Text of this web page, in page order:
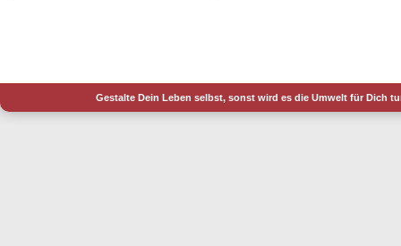
Gestalte Dein Leben selbst, sonst wird es die Umwelt für Dich